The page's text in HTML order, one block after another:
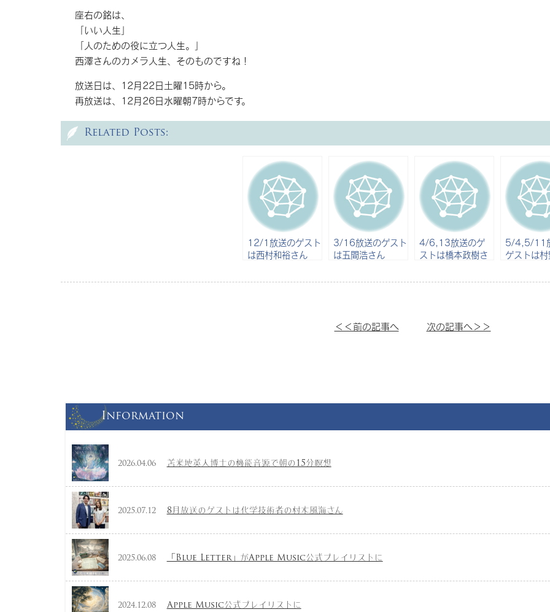
座右の銘は、
「いい人生」
「人のための役に立つ人生。」
西澤さんのカメラ人生、そのものですね！
放送日は、12月22日土曜15時から。
再放送は、12月26日水曜朝7時からです。
Related Posts:
12/1放送のゲスト
は西村和裕さん
3/16放送のゲスト
は五間浩さん
4/6,13放送のゲ
ストは橋本政樹さ
5/4,5/11
ゲストは
＜＜前の記事へ 次の記事へ＞＞
Information
2026.04.06 苫米地英人博士の機能音源で朝の15分瞑想
2025.07.12 8月放送のゲストは化学技術者の村木風海さん
2025.06.08 「Blue Letter」がApple Music公式プレイリストに
2024.12.08 Apple Music公式プレイリストに